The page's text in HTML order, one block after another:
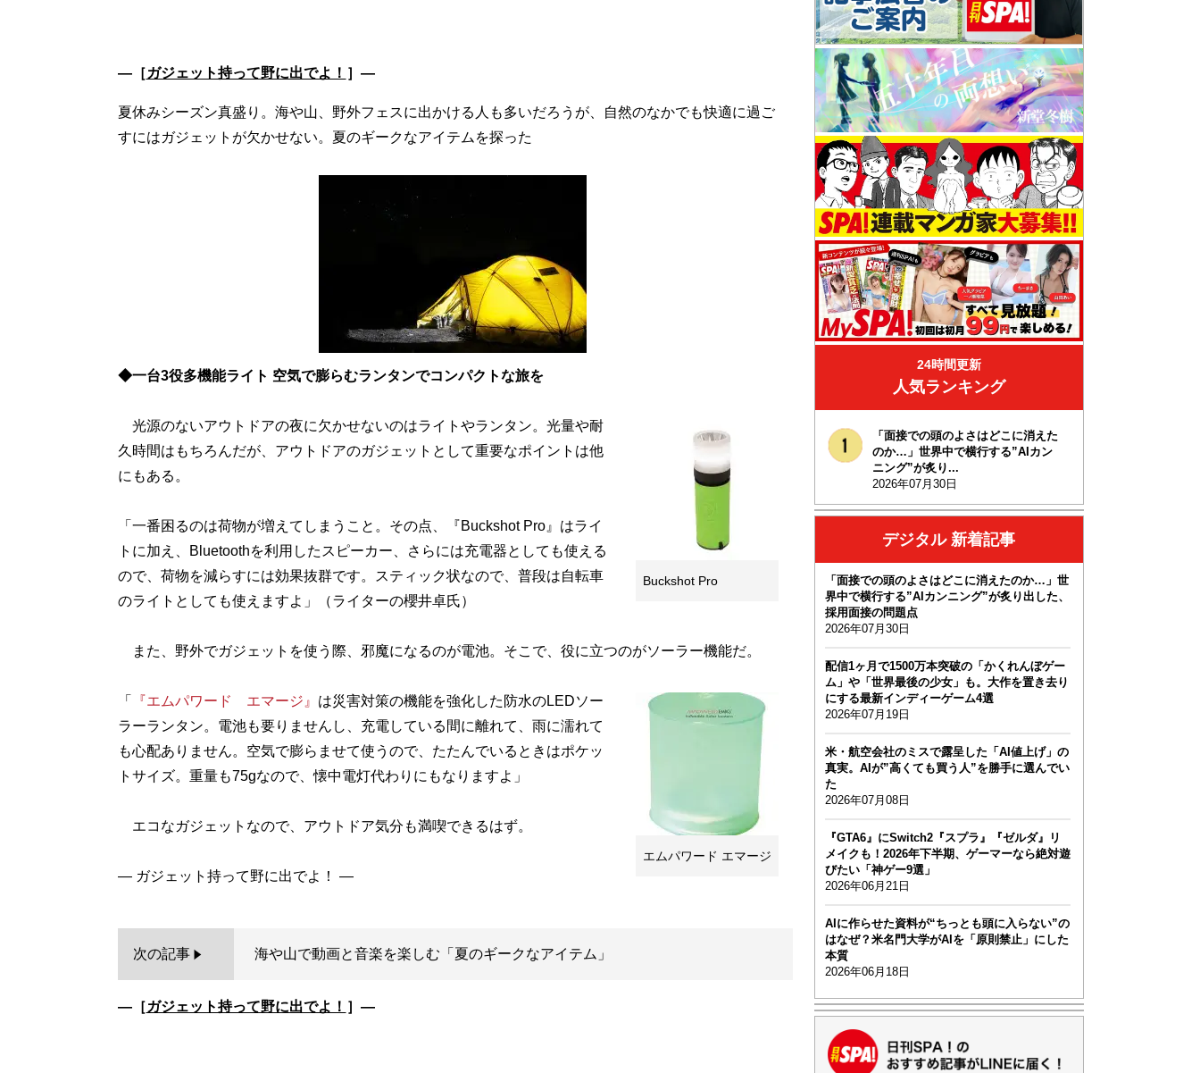
―［ガジェット持って野に出でよ！ ］―
夏休みシーズン真盛り。海や山、野外フェスに出かける人も多いだろうが、自然のなかでも快適に過ご
すにはガジェットが欠かせない。夏のギークなアイテムを探った
◆一台3役多機能ライト 空気で膨らむランタンでコンパクトな旅を
Buckshot Pro
光源のないアウトドアの夜に欠かせないのはライトやランタン。光量や耐
久時間はもちろんだが、アウトドアのガジェットとして重要なポイントは他
にもある。
「一番困るのは荷物が増えてしまうこと。その点、『Buckshot Pro』はライ
トに加え、Bluetoothを利用したスピーカー、さらには充電器としても使える
ので、荷物を減らすには効果抜群です。スティック状なので、普段は自転車
のライトとしても使えますよ」（ライターの櫻井卓氏）
また、野外でガジェットを使う際、邪魔になるのが電池。そこで、役に立つのがソーラー機能だ。
エムパワード エマージ
「 『エムパワード エマージ』 は災害対策の機能を強化した防水のLEDソー
ラーランタン。電池も要りませんし、充電している間に離れて、雨に濡れて
も心配ありません。空気で膨らませて使うので、たたんでいるときはポケッ
トサイズ。重量も75gなので、懐中電灯代わりにもなりますよ」
エコなガジェットなので、アウトドア気分も満喫できるはず。
― ガジェット持って野に出でよ！ ―
次の記事 海や山で動画と音楽を楽しむ「夏のギークなアイテム」
―［ガジェット持って野に出でよ！ ］―
24時間更新
人気ランキング
「面接での頭のよさはどこに消えた
のか…」世界中で横行する”AIカン
ニング”が炙り...
2026年07月30日
デジタル 新着記事
「面接での頭のよさはどこに消えたのか…」世
界中で横行する”AIカンニング”が炙り出した、
採用面接の問題点
2026年07月30日
配信1ヶ月で1500万本突破の「かくれんぼゲー
ム」や「世界最後の少女」も。大作を置き去り
にする最新インディーゲーム4選
2026年07月19日
米・航空会社のミスで露呈した「AI値上げ」の
真実。AIが”高くても買う人”を勝手に選んでい
た
2026年07月08日
『GTA6』にSwitch2『スプラ』『ゼルダ』リ
メイクも！2026年下半期、ゲーマーなら絶対遊
びたい「神ゲー9選」
2026年06月21日
AIに作らせた資料が“ちっとも頭に入らない”の
はなぜ？米名門大学がAIを「原則禁止」にした
本質
2026年06月18日